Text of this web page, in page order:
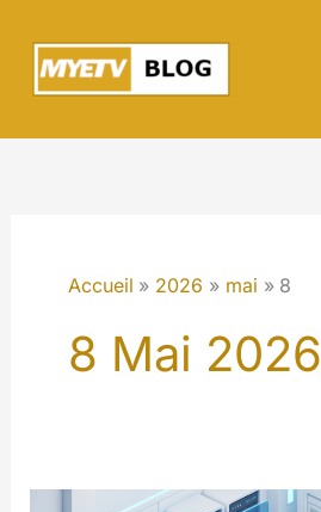
contenu
Accueil 2026 mai 8
8 Mai 2026